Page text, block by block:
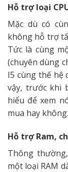
Hỗ trợ loại
Mặc dù có
không hỗ trợ
Tức là cùng
(chuyên dùng
I5 cùng thế hệ
vậy, trước khi
hiểu để xem
mua hay không.
Hỗ trợ Ram,
Thông
một loại RAM